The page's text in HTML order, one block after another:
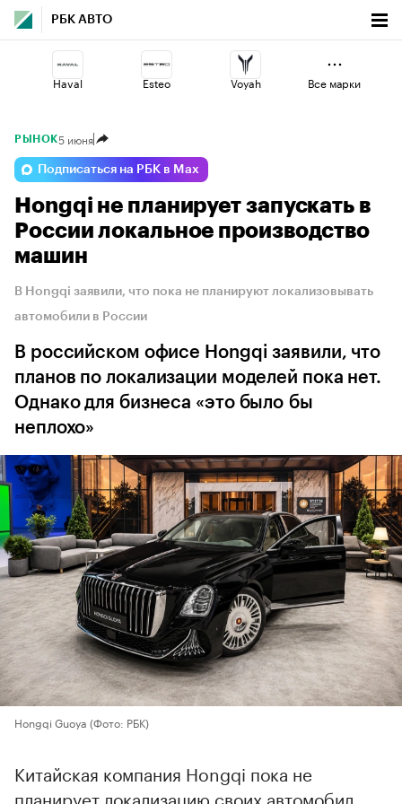
РБК АВТО
Haval Esteo Voyah
Omoda
Lada Jaecoo Volga
Все марки
РЫНОК5 июня
Подписаться на РБК в Max
Hongqi не планирует запускать в
России локальное производство
машин
В Hongqi заявили, что пока не планируют локализовывать
автомобили в России
В российском офисе Hongqi заявили, что
планов по локализации моделей пока нет.
Однако для бизнеса «это было бы
неплохо»
Hongqi Guoya (Фото: РБК)
Китайская компания Hongqi пока не
планирует локализацию своих автомобил